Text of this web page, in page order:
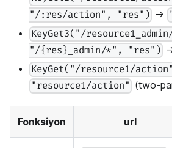
"/:res/action", "res") →
KeyGet3("/
"/{res}_admin/*", "res")
KeyGet("/resource1/
"resource1/action" (two-
Fonksiyon url